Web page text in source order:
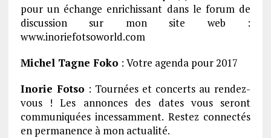
pour un échange enrichissant dans le forum de
discussion sur mon site web :
www.inoriefotsoworld.com
Michel Tagne Foko : Votre agenda pour 2017
Inorie Fotso : Tournées et concerts au rendez-
vous ! Les annonces des dates vous seront
communiquées incessamment. Restez connectés
en permanence à mon actualité.